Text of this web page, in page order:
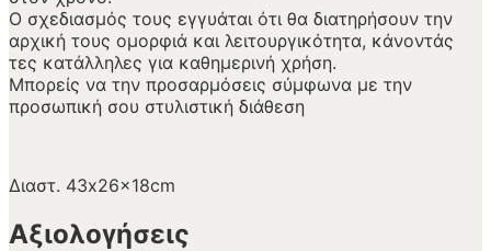
Ο σχεδιασμός τους εγγυάται ότι θα διατηρήσουν την
αρχική τους ομορφιά και λειτουργικότητα, κάνοντάς
τες κατάλληλες για καθημερινή χρήση.
Μπορείς να την προσαρμόσεις σύμφωνα με την
προσωπική σου στυλιστική διάθεση
Διαστ. 43x26x18cm
Αξιολογήσεις